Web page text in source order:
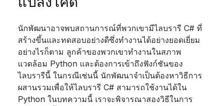
นักพัฒนาอาจพบสถานการณ์ที่พวกเขามีไลบรารี C# ที่
สร้างขึ้นและทดสอบอย่างดีซึ่งทำงานได้อย่างยอดเยี่ยม
อย่างไรก็ตาม ลูกค้าของพวกเขาทำงานในสภาพ
แวดล้อม Python และต้องการเข้าถึงฟังก์ชันของ
ไลบรารีนี้ ในกรณีเช่นนี้ นักพัฒนาจำเป็นต้องหาวิธีการ
ผสานรวมเพื่อให้ไลบรารี C# สามารถใช้งานได้ใน
Python ในบทความนี้ เราจะพิจารณาสองวิธีในการ